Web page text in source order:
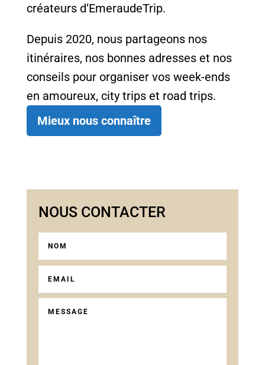
créateurs d’EmeraudeTrip.
Depuis 2020, nous partageons nos
itinéraires, nos bonnes adresses et nos
conseils pour organiser vos week-ends
en amoureux, city trips et road trips.
Mieux nous connaître
NOUS CONTACTER